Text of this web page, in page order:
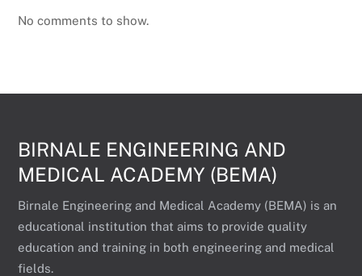
No comments to show.
BIRNALE ENGINEERING AND
MEDICAL ACADEMY (BEMA)
Birnale Engineering and Medical Academy (BEMA) is an
educational institution that aims to provide quality
education and training in both engineering and medical
fields.